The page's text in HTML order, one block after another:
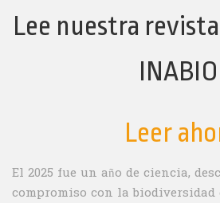
Lee nuestra
INABIO
Leer
El 2025 fue un año de ciencia,
compromiso con la biodiversidad